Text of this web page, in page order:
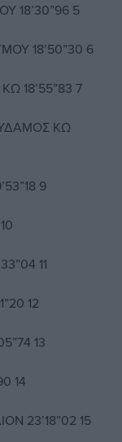
18’30”96 5
18’50”30 6
18’55”83 7
ΚΩ
9
11
12
13
14
23’18”02 15